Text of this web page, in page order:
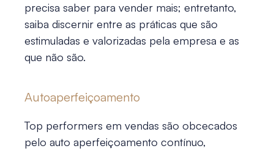
precisa saber para vender mais; entretanto,
saiba discernir entre as práticas que são
estimuladas e valorizadas pela empresa e as
que não são.
Autoaperfeiçoamento
Top performers em vendas são obcecados
pelo auto aperfeiçoamento contínuo,